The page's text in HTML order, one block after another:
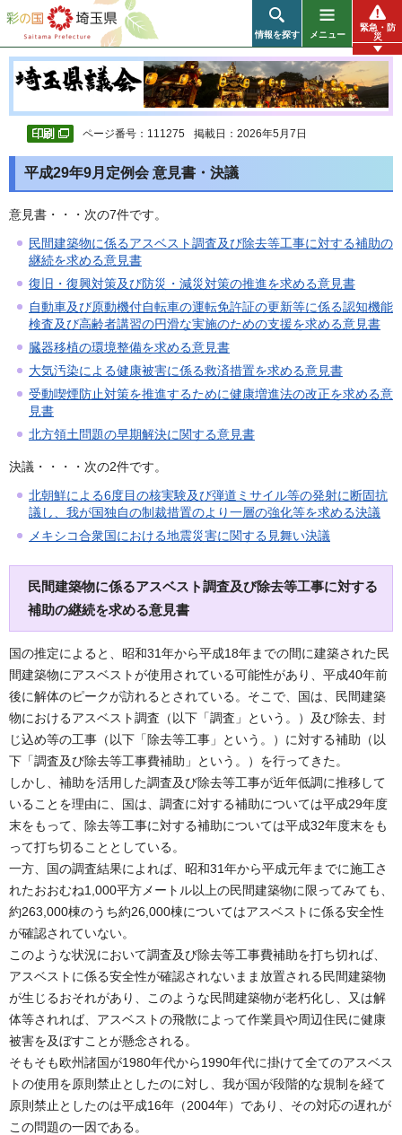
彩の国 埼玉県
情報を探す メニュー
緊急・防
災
ページ番号：111275 掲載日：2026年5月7日
平成29年9月定例会 意見書・決議
意見書・・・次の7件です。
民間建築物に係るアスベスト調査及び除去等工事に対する補助の
継続を求める意見書
復旧・復興対策及び防災・減災対策の推進を求める意見書
自動車及び原動機付自転車の運転免許証の更新等に係る認知機能
検査及び高齢者講習の円滑な実施のための支援を求める意見書
臓器移植の環境整備を求める意見書
大気汚染による健康被害に係る救済措置を求める意見書
受動喫煙防止対策を推進するために健康増進法の改正を求める意
見書
北方領土問題の早期解決に関する意見書
決議・・・・次の2件です。
北朝鮮による6度目の核実験及び弾道ミサイル等の発射に断固抗
議し、我が国独自の制裁措置のより一層の強化等を求める決議
メキシコ合衆国における地震災害に関する見舞い決議
民間建築物に係るアスベスト調査及び除去等工事に対する
補助の継続を求める意見書
国の推定によると、昭和31年から平成18年までの間に建築された民
間建築物にアスベストが使用されている可能性があり、平成40年前
後に解体のピークが訪れるとされている。そこで、国は、民間建築
物におけるアスベスト調査（以下「調査」という。）及び除去、封
じ込め等の工事（以下「除去等工事」という。）に対する補助（以
下「調査及び除去等工事費補助」という。）を行ってきた。
しかし、補助を活用した調査及び除去等工事が近年低調に推移して
いることを理由に、国は、調査に対する補助については平成29年度
末をもって、除去等工事に対する補助については平成32年度末をも
って打ち切ることとしている。
一方、国の調査結果によれば、昭和31年から平成元年までに施工さ
れたおおむね1,000平方メートル以上の民間建築物に限ってみても、
約263,000棟のうち約26,000棟についてはアスベストに係る安全性
が確認されていない。
このような状況において調査及び除去等工事費補助を打ち切れば、
アスベストに係る安全性が確認されないまま放置される民間建築物
が生じるおそれがあり、このような民間建築物が老朽化し、又は解
体等されれば、アスベストの飛散によって作業員や周辺住民に健康
被害を及ぼすことが懸念される。
そもそも欧州諸国が1980年代から1990年代に掛けて全てのアスベス
トの使用を原則禁止としたのに対し、我が国が段階的な規制を経て
原則禁止としたのは平成16年（2004年）であり、その対応の遅れが
この問題の一因である。